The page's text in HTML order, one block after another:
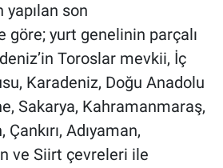
yapılan son
göre; yurt genelinin parçalı
Toroslar mevkii, İç
Karadeniz, Doğu Anadolu
Sakarya, Kahramanmaraş,
Adıyaman,
ve Siirt çevreleri ile